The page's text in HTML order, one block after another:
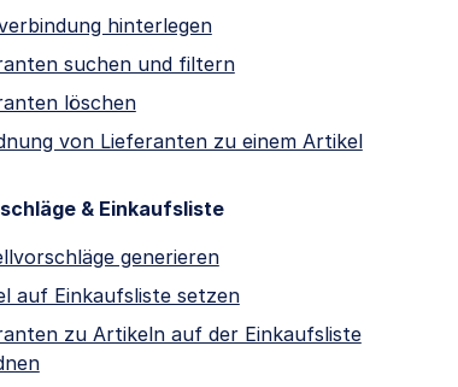
hinterlegen
suchen und filtern
löschen
von Lieferanten zu einem Artikel
& Einkaufsliste
generieren
auf Einkaufsliste setzen
zu Artikeln auf der Einkaufsliste